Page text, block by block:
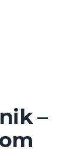
–